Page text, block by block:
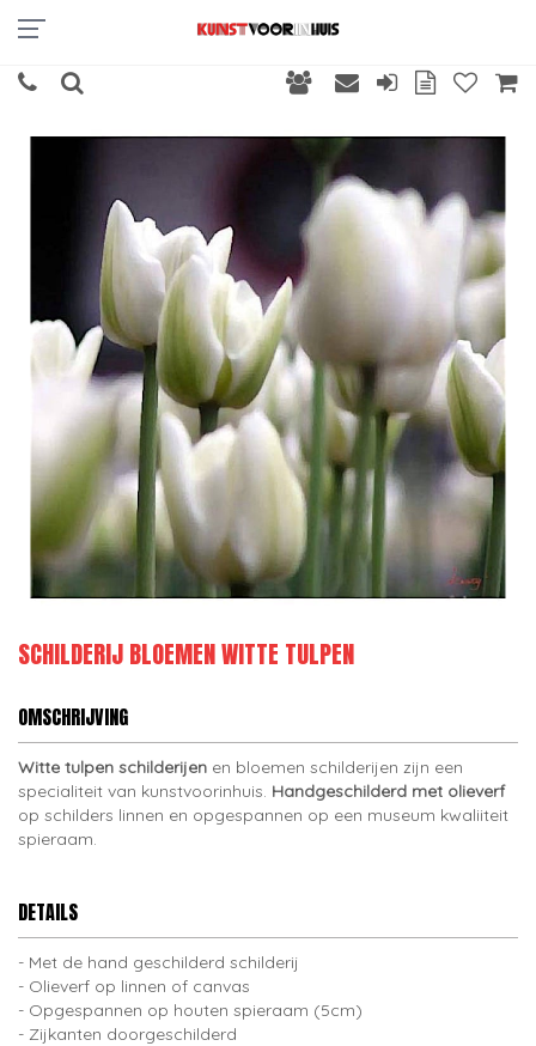
SCHILDERIJ BLOEMEN WITTE TULPEN
OMSCHRIJVING
Witte tulpen schilderijen en bloemen schilderijen zijn een
specialiteit van kunstvoorinhuis. Handgeschilderd met olieverf
op schilders linnen en opgespannen op een museum kwaliiteit
spieraam.
DETAILS
Met de hand geschilderd schilderij
Olieverf op linnen of canvas
Opgespannen op houten spieraam (5cm)
Zijkanten doorgeschilderd